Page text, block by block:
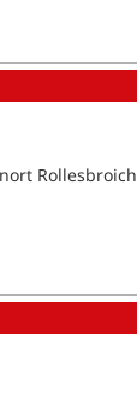
Rollesbroich